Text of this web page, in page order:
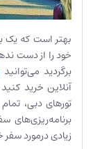
بهتر است که یک
خود را از دست
برگردید می‌توانید
آنلاین خرید
تور‌های دبی،
برنامه‌ریزی‌های
زیادی درمورد